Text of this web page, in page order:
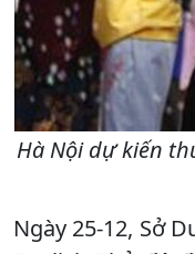
Hà Nội dự kiến
Ngày 25-12, Sở